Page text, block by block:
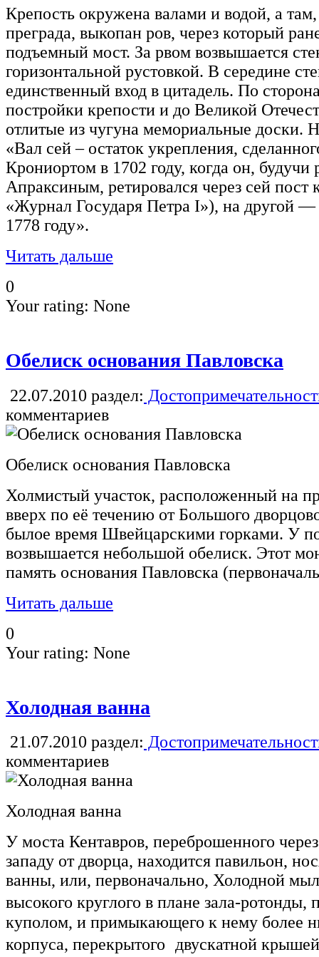
Крепость окружена валами и водой, а там,
преграда, выкопан ров, через который
подъемный мост. За рвом возвышается
горизонтальной рустовкой. В середине
единственный вход в цитадель. По
постройки крепости и до Великой
отлитые из чугуна мемориальные доски.
«Вал сей – остаток укрепления,
Крониортом в 1702 году, когда он, будучи
Апраксиным, ретировался через сей пост
«Журнал Государя Петра I»), на другой
1778 году».
Читать дальше
0
Your rating: None
Обелиск основания Павловска
22.07.2010 раздел:
комментариев
Обелиск основания Павловска
Холмистый участок, расположенный на
вверх по её течению от Большого
былое время Швейцарскими горками. У
возвышается небольшой обелиск. Этот
память основания Павловска
Читать дальше
0
Your rating: None
Холодная ванна
21.07.2010 раздел:
комментариев
Холодная ванна
У моста Кентавров, переброшенного
западу от дворца, находится павильон,
ванны, или, первоначально, Холодной
высокого круглого в плане зала-
куполом, и примыкающего к нему более
корпуса, перекрытого двускатной